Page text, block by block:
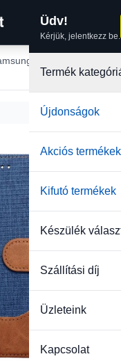
Üdv!
Kérjük, jelentkezz be.
Termék
Újdonságok
Akciós termékek
Kifutó termékek
Készülék
Szállítási díj
Üzleteink
Kapcsolat
tokok